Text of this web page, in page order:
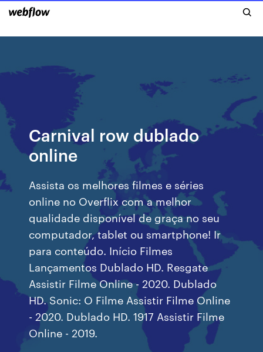
Carnival row dublado
online
Assista os melhores filmes e séries
online no Overflix com a melhor
qualidade disponível de graça no seu
computador, tablet ou smartphone! Ir
para conteúdo. Início Filmes
Lançamentos Dublado HD. Resgate
Assistir Filme Online - 2020. Dublado
HD. Sonic: O Filme Assistir Filme Online
- 2020. Dublado HD. 1917 Assistir Filme
Online - 2019.